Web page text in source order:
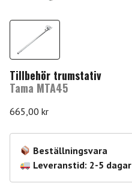
Tillbehör trumstativ
Tama MTA45
665,00 kr
Beställningsvara
Leveranstid: 2-5 dagar